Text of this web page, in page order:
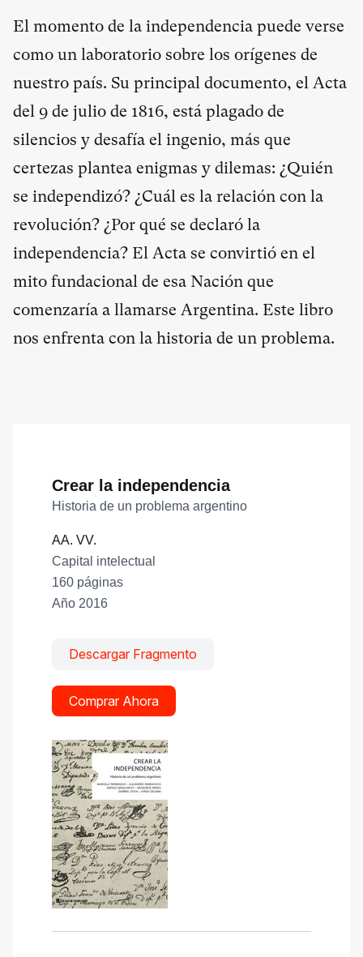
El momento de la independencia puede verse
como un laboratorio sobre los orígenes de
nuestro país. Su principal documento, el Acta
del 9 de julio de 1816, está plagado de
silencios y desafía el ingenio, más que
certezas plantea enigmas y dilemas: ¿Quién
se independizó? ¿Cuál es la relación con la
revolución? ¿Por qué se declaró la
independencia? El Acta se convirtió en el
mito fundacional de esa Nación que
comenzaría a llamarse Argentina. Este libro
nos enfrenta con la historia de un problema.
Crear la independencia
Historia de un problema argentino
AA. VV.
Capital intelectual
160 páginas
Año 2016
Descargar Fragmento
Comprar Ahora